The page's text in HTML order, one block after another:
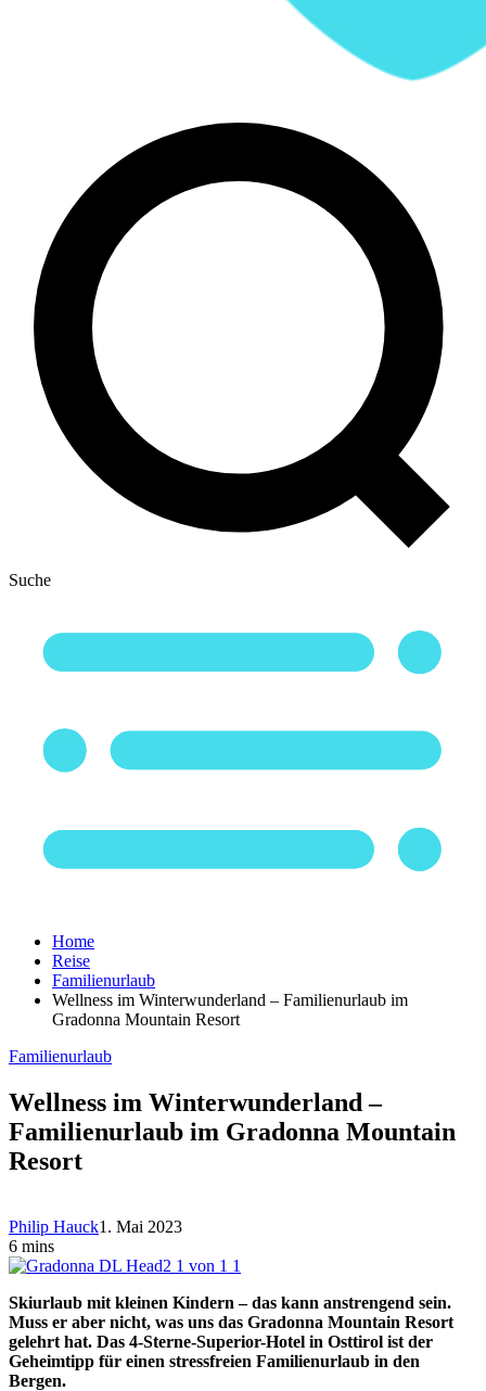
Suche
Home
Reise
Familienurlaub
Wellness im Winterwunderland – Familienurlaub im
Gradonna Mountain Resort
Familienurlaub
Wellness im Winterwunderland –
Familienurlaub im Gradonna Mountain
Resort
Philip Hauck1. Mai 2023
6 mins
Skiurlaub mit kleinen Kindern – das kann anstrengend sein.
Muss er aber nicht, was uns das Gradonna Mountain Resort
gelehrt hat. Das 4-Sterne-Superior-Hotel in Osttirol ist der
Geheimtipp für einen stressfreien Familienurlaub in den
Bergen.